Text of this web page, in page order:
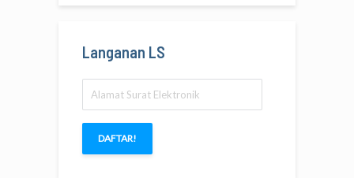
Langanan LS
Surat
Elektronik
DAFTAR!